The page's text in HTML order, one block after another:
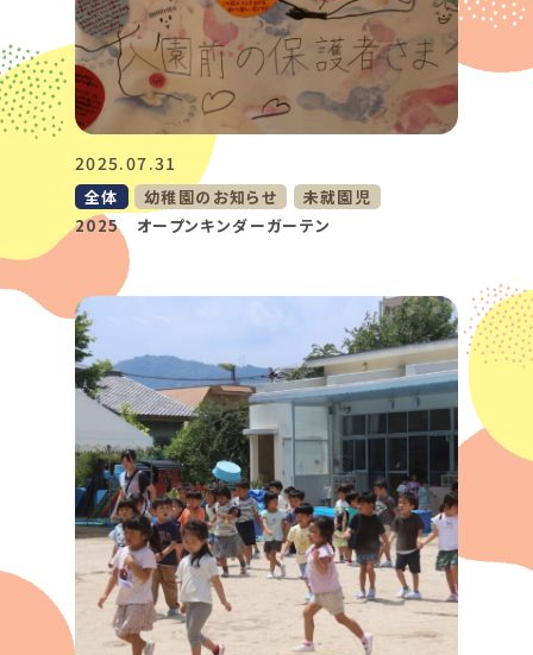
2025.07.31
全体 幼稚園のお知らせ
未就園児
2025 オープンキンダーガーテン